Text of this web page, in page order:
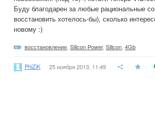
Буду благодарен за любые рациональные
восстановить хотелось-бы), сколько
новому :)
восстановление Silicon Power, Silicon 4Gb
PhiZiK 25 ноября 2013, 11:49